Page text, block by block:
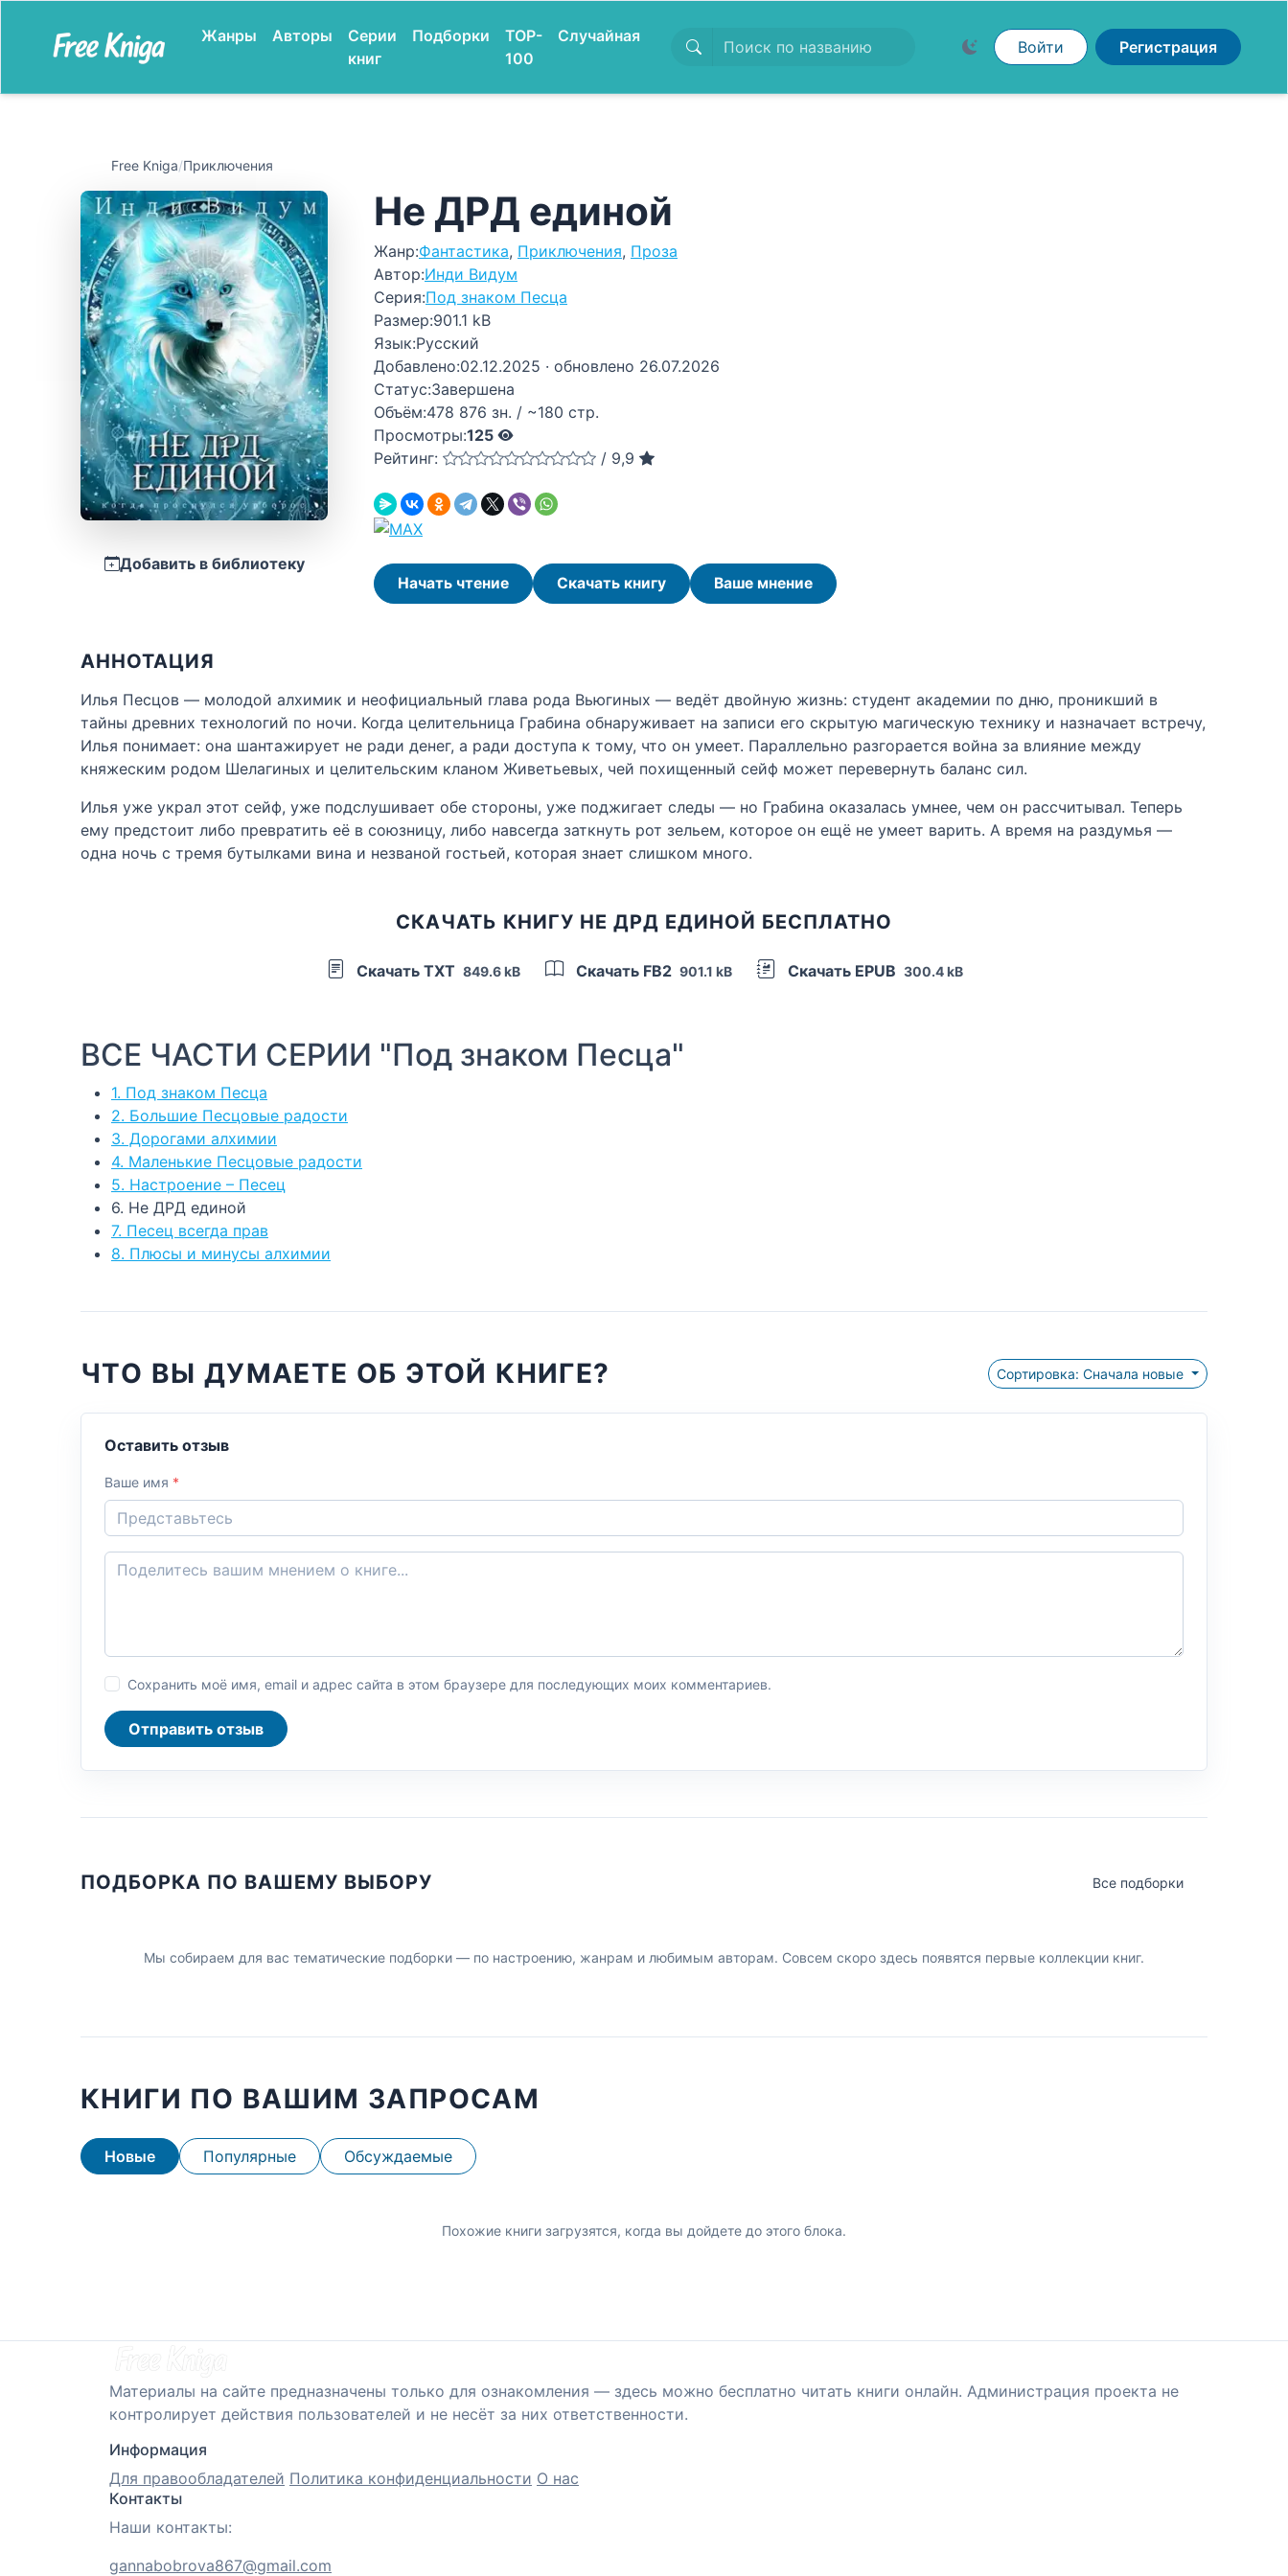
Жанры Авторы
Серии
книг
Подборки
TOP-
100
Случайная
Войти Регистрация
Free Kniga/Приключения
Добавить в библиотеку
Не ДРД единой
Жанр:Фантастика, Приключения, Проза
Автор:Инди Видум
Серия:Под знаком Песца
Размер:901.1 kB
Язык:Русский
Добавлено:02.12.2025 · обновлено 26.07.2026
Статус:Завершена
Объём:478 876 зн. / ~180 стр.
Просмотры:125
Рейтинг:
/ 9,9
Начать чтение Скачать книгу Ваше мнение
АННОТАЦИЯ
Илья Песцов — молодой алхимик и неофициальный глава рода Вьюгиных — ведёт двойную жизнь: студент академии по дню, проникший в
тайны древних технологий по ночи. Когда целительница Грабина обнаруживает на записи его скрытую магическую технику и назначает встречу,
Илья понимает: она шантажирует не ради денег, а ради доступа к тому, что он умеет. Параллельно разгорается война за влияние между
княжеским родом Шелагиных и целительским кланом Живетьевых, чей похищенный сейф может перевернуть баланс сил.
Илья уже украл этот сейф, уже подслушивает обе стороны, уже поджигает следы — но Грабина оказалась умнее, чем он рассчитывал. Теперь
ему предстоит либо превратить её в союзницу, либо навсегда заткнуть рот зельем, которое он ещё не умеет варить. А время на раздумья —
одна ночь с тремя бутылками вина и незваной гостьей, которая знает слишком много.
СКАЧАТЬ КНИГУ НЕ ДРД ЕДИНОЙ БЕСПЛАТНО
Скачать TXT 849.6 kB Скачать FB2 901.1 kB Скачать EPUB 300.4 kB
ВСЕ ЧАСТИ СЕРИИ "Под знаком Песца"
1. Под знаком Песца
2. Большие Песцовые радости
3. Дорогами алхимии
4. Маленькие Песцовые радости
5. Настроение – Песец
6. Не ДРД единой
7. Песец всегда прав
8. Плюсы и минусы алхимии
ЧТО ВЫ ДУМАЕТЕ ОБ ЭТОЙ КНИГЕ? Сортировка: Сначала новые
Оставить отзыв
Ваше имя *
Сохранить моё имя, email и адрес сайта в этом браузере для последующих моих комментариев.
Отправить отзыв
ПОДБОРКА ПО ВАШЕМУ ВЫБОРУ Все подборки
Мы собираем для вас тематические подборки — по настроению, жанрам и любимым авторам. Совсем скоро здесь появятся первые коллекции книг.
КНИГИ ПО ВАШИМ ЗАПРОСАМ
Новые Популярные Обсуждаемые
Похожие книги загрузятся, когда вы дойдете до этого блока.
Материалы на сайте предназначены только для ознакомления — здесь можно бесплатно читать книги онлайн. Администрация проекта не
контролирует действия пользователей и не несёт за них ответственности.
Информация
Для правообладателей Политика конфиденциальности О нас
Контакты
Наши контакты:
gannabobrova867@gmail.com